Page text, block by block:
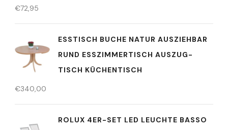
€72,95
ESSTISCH BUCHE NATUR AUSZIEHBAR
RUND ESSZIMMERTISCH AUSZUG-
TISCH KÜCHENTISCH
€340,00
ROLUX 4ER-SET LED LEUCHTE BASSO